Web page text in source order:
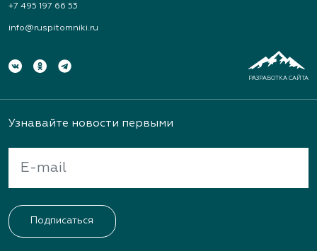
+7 495 197 66 53
info@ruspitomniki.ru
РАЗРАБОТКА САЙТА
Узнавайте новости первыми
Подписаться